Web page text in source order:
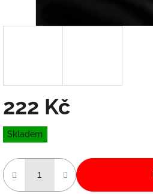
222 Kč
Měrná
cena:
Skladem